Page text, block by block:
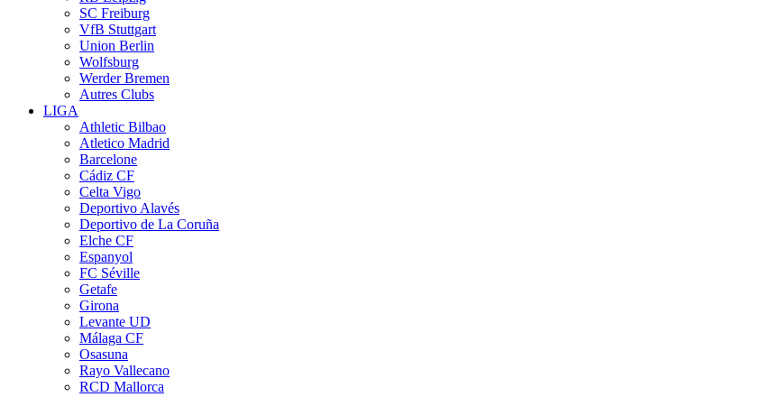
SC Freiburg
VfB Stuttgart
Union Berlin
Wolfsburg
Werder Bremen
Autres Clubs
LIGA
Athletic Bilbao
Atletico Madrid
Barcelone
Cádiz CF
Celta Vigo
Deportivo Alavés
Deportivo de La Coruña
Elche CF
Espanyol
FC Séville
Getafe
Girona
Levante UD
Málaga CF
Osasuna
Rayo Vallecano
RCD Mallorca